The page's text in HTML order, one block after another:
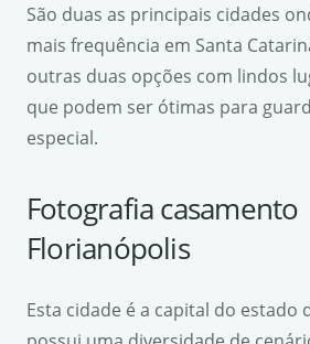
São duas as principais cidades
mais frequência em Santa
outras duas opções com lindos
que podem ser ótimas para
especial.
Fotografia casamento
Florianópolis
Esta cidade é a capital do estado